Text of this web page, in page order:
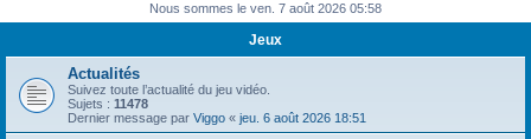
h
Nous sommes le ven. 7 août 2026 05:58
Jeux
Actualités
Suivez toute l’actualité du jeu vidéo.
Sujets : 11478
Dernier message par Viggo « jeu. 6 août 2026 18:51